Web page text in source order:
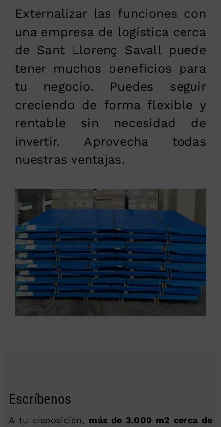
Externalizar las funciones con
una empresa de logística cerca
de Sant Llorenç Savall puede
tener muchos beneficios para
tu negocio. Puedes seguir
creciendo de forma flexible y
rentable sin necesidad de
invertir. Aprovecha todas
nuestras ventajas.
Escríbenos
A tu disposición, más de 3.000 m2 cerca de